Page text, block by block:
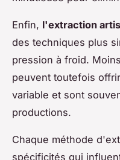
Enfin, l'extraction
des techniques plus
pression à froid.
peuvent toutefois
variable et sont
productions.
Chaque méthode
spécificités qui